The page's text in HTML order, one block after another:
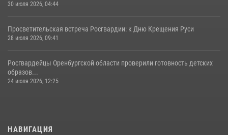
30 июля 2026, 04:44
Просветительская встреча Росгвардии: к Дню Крещения Руси
28 июля 2026, 09:41
Росгвардейцы Оренбургской области проверили готовность детских
образов...
24 июля 2026, 12:25
НАВИГАЦИЯ